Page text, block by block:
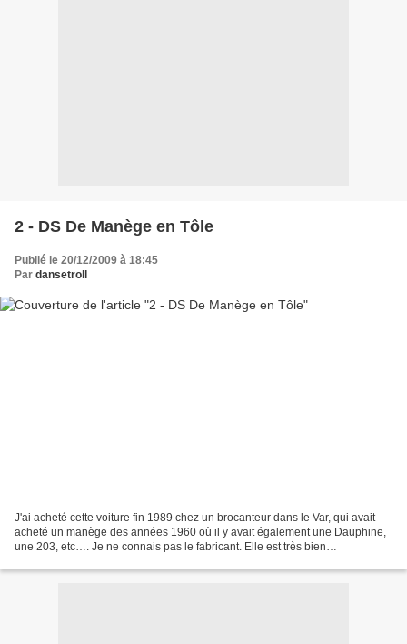
2 - DS De Manège en Tôle
Publié le 20/12/2009 à 18:45
Par dansetroll
J'ai acheté cette voiture fin 1989 chez un brocanteur dans le Var, qui avait
acheté un manège des années 1960 où il y avait également une Dauphine,
une 203, etc…. Je ne connais pas le fabricant. Elle est très bien